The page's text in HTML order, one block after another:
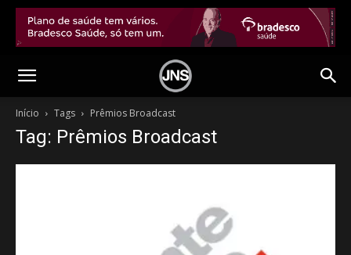
Início Tags Prêmios Broadcast
Tag: Prêmios Broadcast